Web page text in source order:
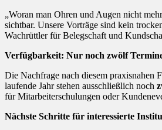
„Woran man Ohren und Augen nicht
sichtbar. Unsere Vorträge sind kein
Wachrüttler für Belegschaft und
Verfügbarkeit: Nur noch zwölf
Die Nachfrage nach diesem praxisnahen
laufende Jahr stehen ausschließlich noch
für Mitarbeiterschulungen oder
Nächste Schritte für interessierte